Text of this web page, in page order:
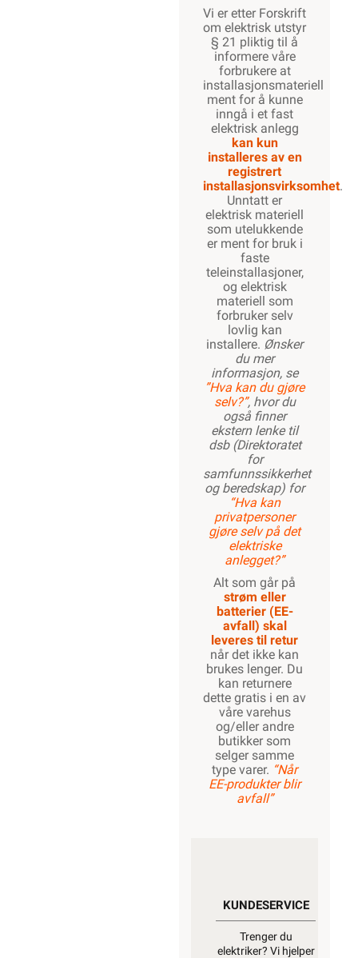
Vi er etter Forskrift
om elektrisk utstyr
§ 21 pliktig til å
informere våre
forbrukere at
installasjonsmateriell
ment for å kunne
inngå i et fast
elektrisk anlegg
kan kun
installeres av en
registrert
installasjonsvirksomhet.
Unntatt er
elektrisk materiell
som utelukkende
er ment for bruk i
faste
teleinstallasjoner,
og elektrisk
materiell som
forbruker selv
lovlig kan
installere. Ønsker
du mer
informasjon, se
”Hva kan du gjøre
selv?”, hvor du
også finner
ekstern lenke til
dsb (Direktoratet
for
samfunnssikkerhet
og beredskap) for
“Hva kan
privatpersoner
gjøre selv på det
elektriske
anlegget?”
Alt som går på
strøm eller
batterier (EE-
avfall) skal
leveres til retur
når det ikke kan
brukes lenger. Du
kan returnere
dette gratis i en av
våre varehus
og/eller andre
butikker som
selger samme
type varer. “Når
EE-produkter blir
avfall”
KUNDESERVICE
Trenger du
elektriker? Vi hjelper